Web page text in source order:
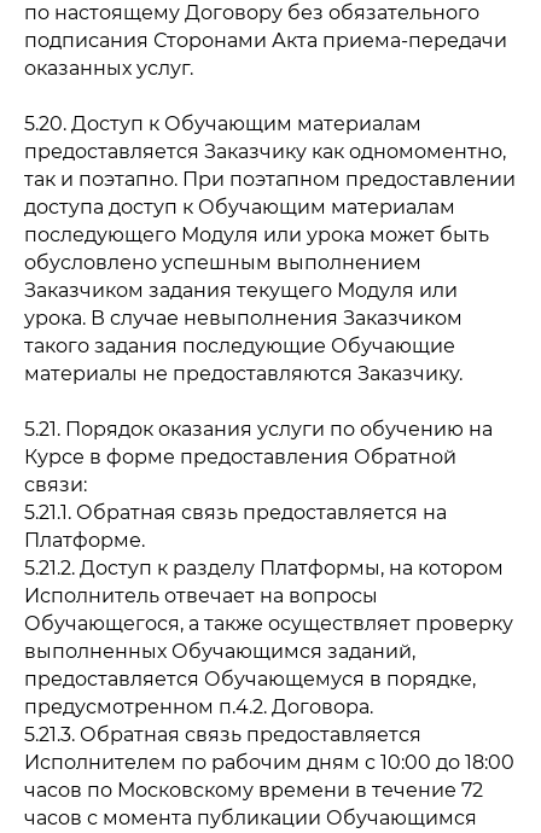
по настоящему Договору без обязательного
подписания Сторонами Акта приема-передачи
оказанных услуг.
5.20. Доступ к Обучающим материалам
предоставляется Заказчику как одномоментно,
так и поэтапно. При поэтапном предоставлении
доступа доступ к Обучающим материалам
последующего Модуля или урока может быть
обусловлено успешным выполнением
Заказчиком задания текущего Модуля или
урока. В случае невыполнения Заказчиком
такого задания последующие Обучающие
материалы не предоставляются Заказчику.
5.21. Порядок оказания услуги по обучению на
Курсе в форме предоставления Обратной
связи:
5.21.1. Обратная связь предоставляется на
Платформе.
5.21.2. Доступ к разделу Платформы, на котором
Исполнитель отвечает на вопросы
Обучающегося, а также осуществляет проверку
выполненных Обучающимся заданий,
предоставляется Обучающемуся в порядке,
предусмотренном п.4.2. Договора.
5.21.3. Обратная связь предоставляется
Исполнителем по рабочим дням с 10:00 до 18:00
часов по Московскому времени в течение 72
часов с момента публикации Обучающимся